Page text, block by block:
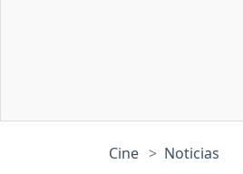
Cine Noticias